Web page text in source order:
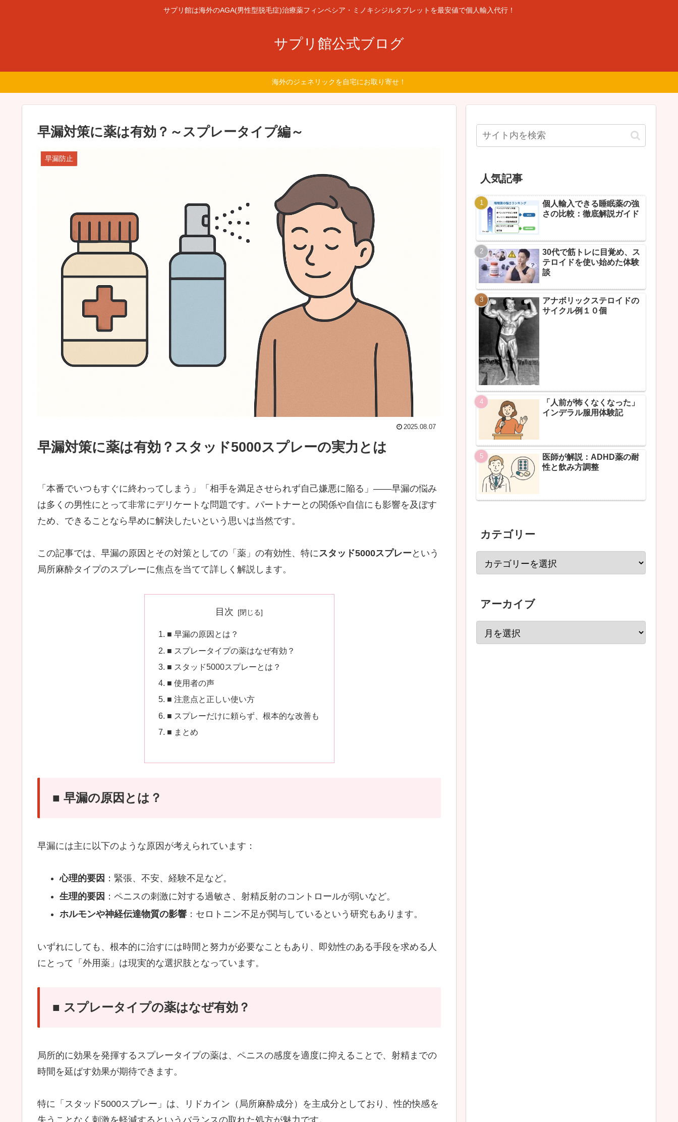
サプリ館は海外のAGA(男性型脱毛症)治療薬フィンペシア・ミノキシジルタブレットを最安値で個人輸入代行！
サプリ館公式ブログ
海外のジェネリックを自宅にお取り寄せ！
早漏対策に薬は有効？～スプレータイプ編～
早漏防止
2025.08.07
早漏対策に薬は有効？スタッド5000スプレーの実力とは
「本番でいつもすぐに終わってしまう」「相手を満足させられず自己嫌悪に陥る」——早漏の悩み
は多くの男性にとって非常にデリケートな問題です。パートナーとの関係や自信にも影響を及ぼす
ため、できることなら早めに解決したいという思いは当然です。
この記事では、早漏の原因とその対策としての「薬」の有効性、特にスタッド5000スプレーという
局所麻酔タイプのスプレーに焦点を当てて詳しく解説します。
目次
■ 早漏の原因とは？
■ スプレータイプの薬はなぜ有効？
■ スタッド5000スプレーとは？
■ 使用者の声
■ 注意点と正しい使い方
■ スプレーだけに頼らず、根本的な改善も
■ まとめ
■ 早漏の原因とは？
早漏には主に以下のような原因が考えられています：
心理的要因 ：緊張、不安、経験不足など。
生理的要因 ：ペニスの刺激に対する過敏さ、射精反射のコントロールが弱いなど。
ホルモンや神経伝達物質の影響：セロトニン不足が関与しているという研究もあります。
いずれにしても、根本的に治すには時間と努力が必要なこともあり、即効性のある手段を求める人
にとって「外用薬」は現実的な選択肢となっています。
■ スプレータイプの薬はなぜ有効？
局所的に効果を発揮するスプレータイプの薬は、ペニスの感度を適度に抑えることで、射精までの
時間を延ばす効果が期待できます。
特に「スタッド5000スプレー」は、リドカイン（局所麻酔成分）を主成分としており、性的快感を
人気記事
個人輸入できる睡眠薬の強
さの比較：徹底解説ガイド
30代で筋トレに目覚め、ス
テロイドを使い始めた体験
談
アナボリックステロイドの
サイクル例１０個
「人前が怖くなくなった」
インデラル服用体験記
医師が解説：ADHD薬の耐
性と飲み方調整
カテゴリー
アーカイブ